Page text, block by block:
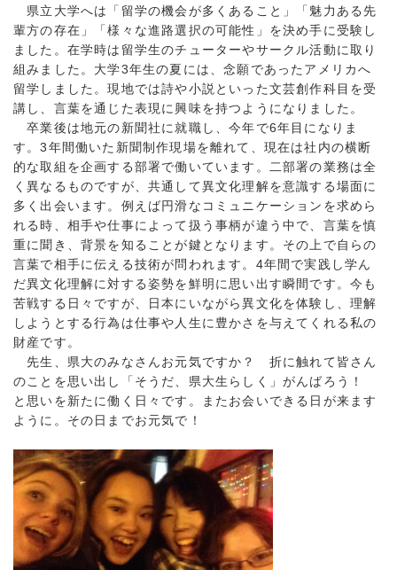
県立大学へは「留学の機会が多くあること」「魅力ある先
輩方の存在」「様々な進路選択の可能性」を決め手に受験し
ました。在学時は留学生のチューターやサークル活動に取り
組みました。大学3年生の夏には、念願であったアメリカへ
留学しました。現地では詩や小説といった文芸創作科目を受
講し、言葉を通じた表現に興味を持つようになりました。
卒業後は地元の新聞社に就職し、今年で6年目になりま
す。3年間働いた新聞制作現場を離れて、現在は社内の横断
的な取組を企画する部署で働いています。二部署の業務は全
く異なるものですが、共通して異文化理解を意識する場面に
多く出会います。例えば円滑なコミュニケーションを求めら
れる時、相手や仕事によって扱う事柄が違う中で、言葉を慎
重に聞き、背景を知ることが鍵となります。その上で自らの
言葉で相手に伝える技術が問われます。4年間で実践し学ん
だ異文化理解に対する姿勢を鮮明に思い出す瞬間です。今も
苦戦する日々ですが、日本にいながら異文化を体験し、理解
しようとする行為は仕事や人生に豊かさを与えてくれる私の
財産です。
先生、県大のみなさんお元気ですか？ 折に触れて皆さん
のことを思い出し「そうだ、県大生らしく」がんばろう！
と思いを新たに働く日々です。またお会いできる日が来ます
ように。その日までお元気で！